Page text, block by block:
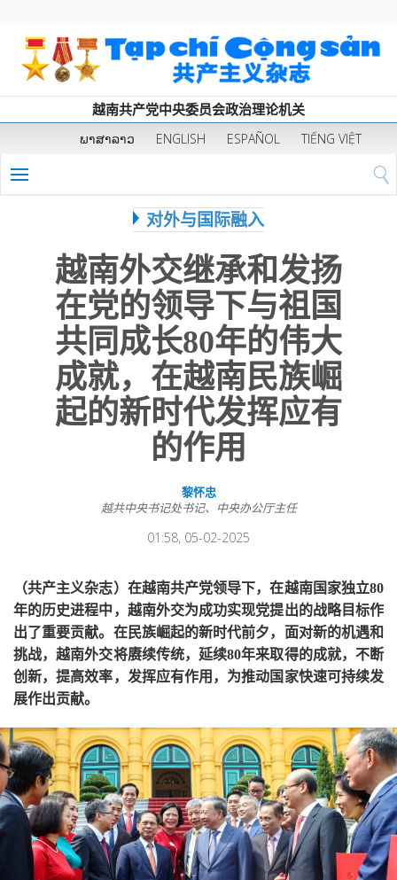
越南共产党中央委员会政治理论机关
ພາສາລາວ ENGLISH ESPAÑOL TIẾNG VIỆT
对外与国际融入
越南外交继承和发扬
在党的领导下与祖国
共同成长80年的伟大
成就，在越南民族崛
起的新时代发挥应有
的作用
黎怀忠
越共中央书记处书记、中央办公厅主任
01:58, 05-02-2025
（共产主义杂志）在越南共产党领导下，在越南国家独立80
年的历史进程中，越南外交为成功实现党提出的战略目标作
出了重要贡献。在民族崛起的新时代前夕，面对新的机遇和
挑战，越南外交将赓续传统，延续80年来取得的成就，不断
创新，提高效率，发挥应有作用，为推动国家快速可持续发
展作出贡献。